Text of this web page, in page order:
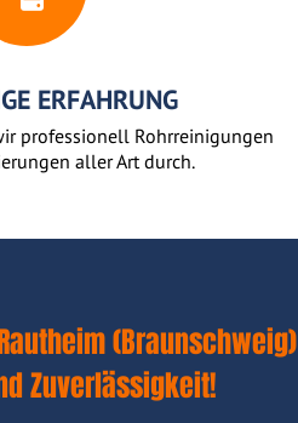
ERFAHRUNG
professionell Rohrreinigungen
aller Art durch.
(Braunschweig)
Zuverlässigkeit!